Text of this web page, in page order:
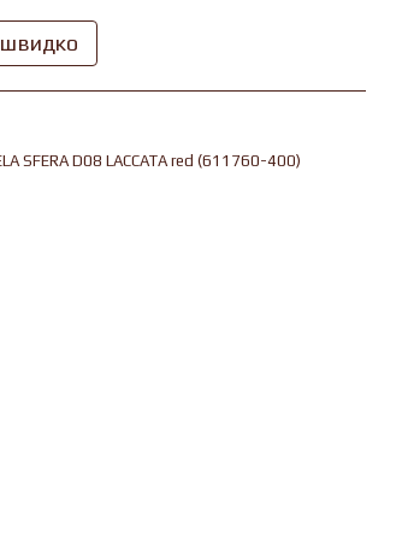
SFERA D08 LACCATA red (611760-400)